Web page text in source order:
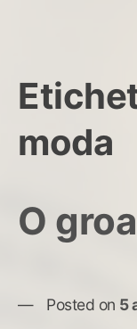
moda
O
Posted on 5